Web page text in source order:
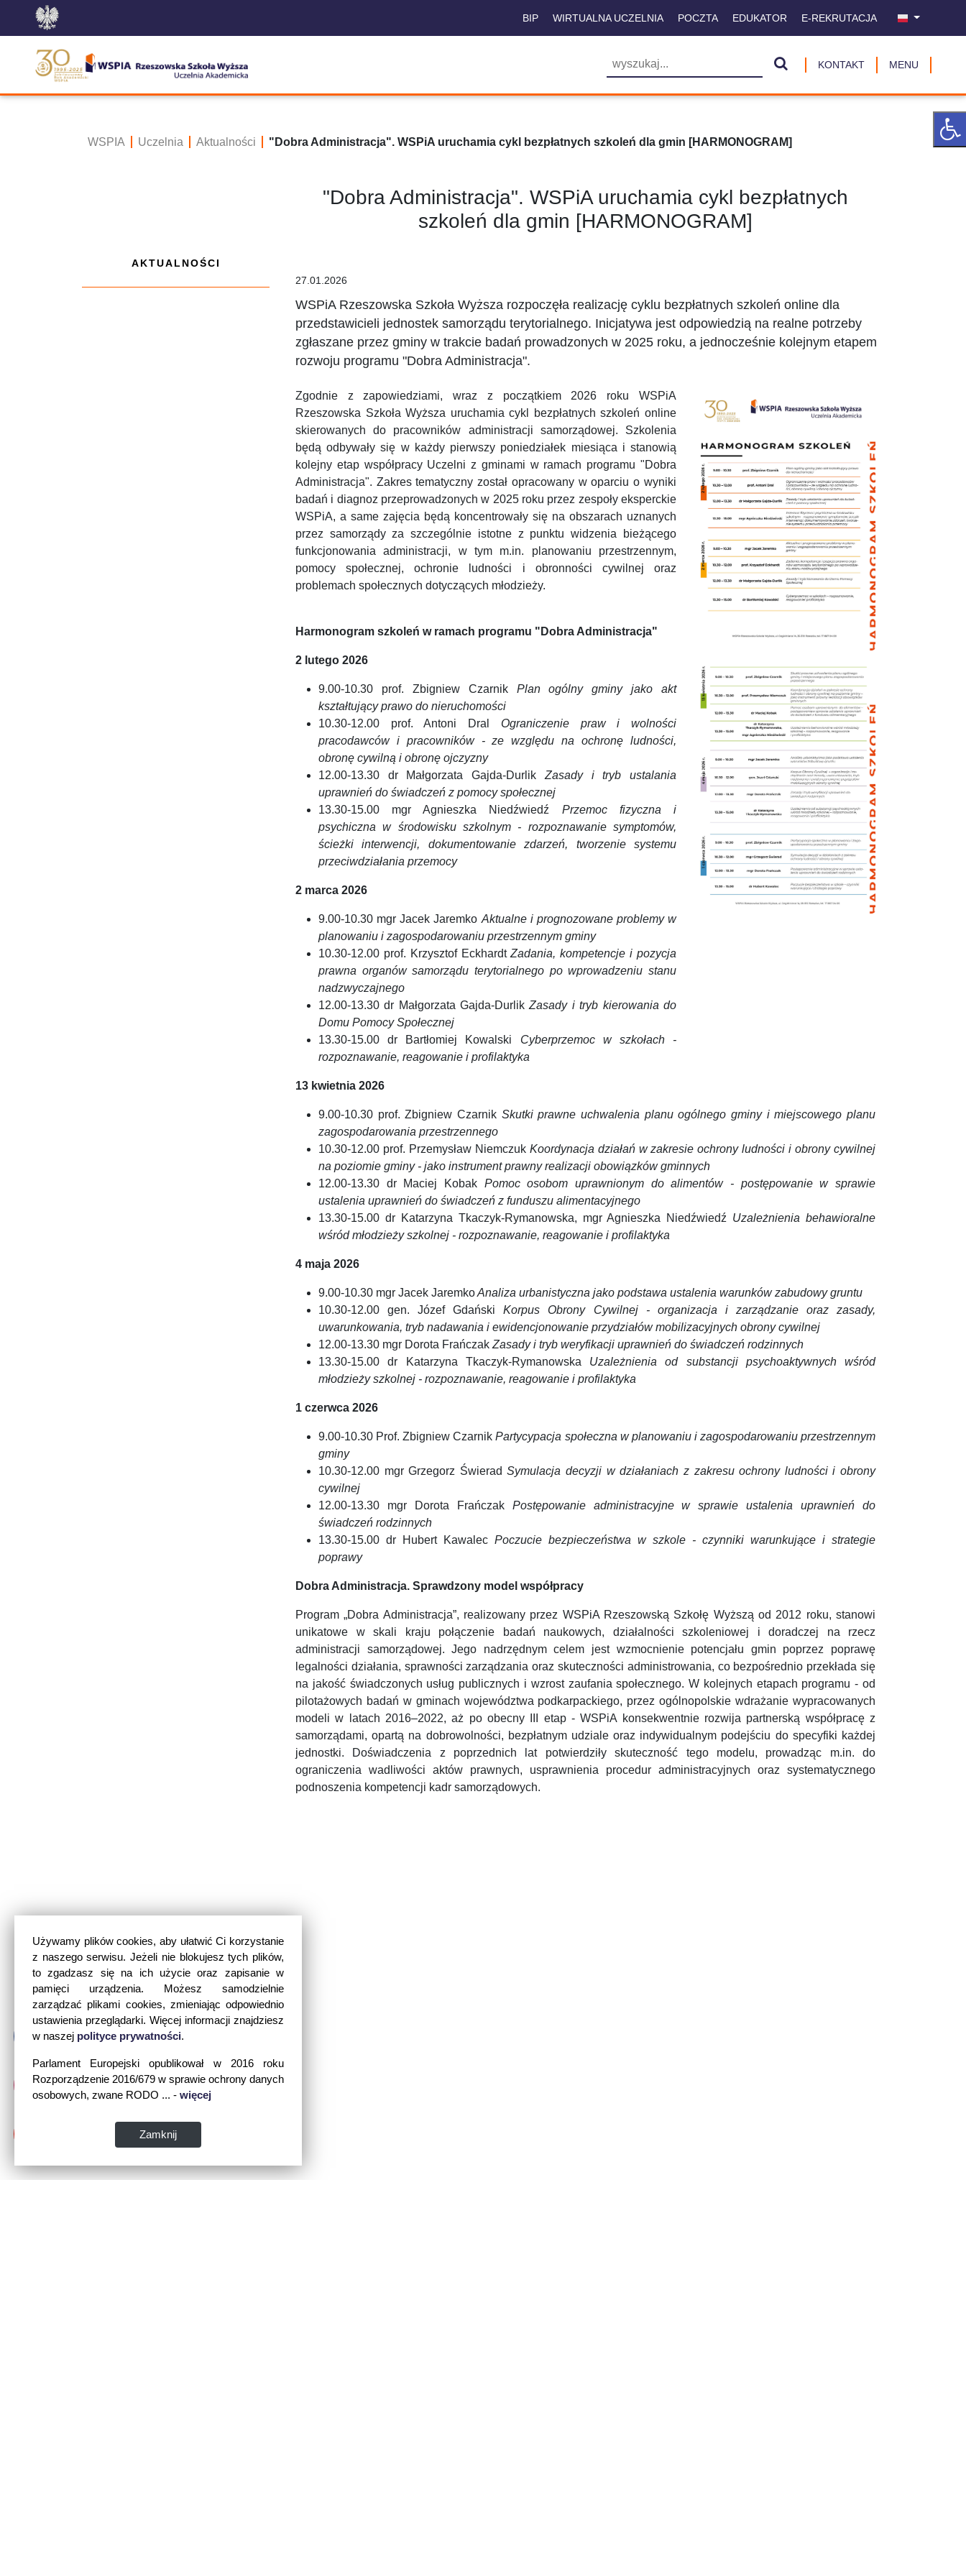
Używamy plików cookies, aby ułatwić Ci korzystanie
z naszego serwisu. Jeżeli nie blokujesz tych plików,
to zgadzasz się na ich użycie oraz zapisanie w
pamięci urządzenia. Możesz samodzielnie
zarządzać plikami cookies, zmieniając odpowiednio
ustawienia przeglądarki. Więcej informacji znajdziesz
w naszej polityce prywatności.
Parlament Europejski opublikował w 2016 roku
Rozporządzenie 2016/679 w sprawie ochrony danych
osobowych, zwane RODO ... - więcej
Zamknij
BIP WIRTUALNA UCZELNIA POCZTA EDUKATOR E-REKRUTACJA
KONTAKT MENU
WSPIA Uczelnia Aktualności "Dobra Administracja". WSPiA uruchamia cykl bezpłatnych szkoleń dla gmin [HARMONOGRAM]
AKTUALNOŚCI
"Dobra Administracja". WSPiA uruchamia cykl bezpłatnych
szkoleń dla gmin [HARMONOGRAM]
27.01.2026
WSPiA Rzeszowska Szkoła Wyższa rozpoczęła realizację cyklu bezpłatnych szkoleń online dla
przedstawicieli jednostek samorządu terytorialnego. Inicjatywa jest odpowiedzią na realne potrzeby
zgłaszane przez gminy w trakcie badań prowadzonych w 2025 roku, a jednocześnie kolejnym etapem
rozwoju programu "Dobra Administracja".
Zgodnie z zapowiedziami, wraz z początkiem 2026 roku WSPiA
Rzeszowska Szkoła Wyższa uruchamia cykl bezpłatnych szkoleń online
skierowanych do pracowników administracji samorządowej. Szkolenia
będą odbywały się w każdy pierwszy poniedziałek miesiąca i stanowią
kolejny etap współpracy Uczelni z gminami w ramach programu "Dobra
Administracja". Zakres tematyczny został opracowany w oparciu o wyniki
badań i diagnoz przeprowadzonych w 2025 roku przez zespoły eksperckie
WSPiA, a same zajęcia będą koncentrowały się na obszarach uznanych
przez samorządy za szczególnie istotne z punktu widzenia bieżącego
funkcjonowania administracji, w tym m.in. planowaniu przestrzennym,
pomocy społecznej, ochronie ludności i obronności cywilnej oraz
problemach społecznych dotyczących młodzieży.
Harmonogram szkoleń w ramach programu "Dobra Administracja"
2 lutego 2026
9.00-10.30 prof. Zbigniew Czarnik Plan ogólny gminy jako akt
kształtujący prawo do nieruchomości
10.30-12.00 prof. Antoni Dral Ograniczenie praw i wolności
pracodawców i pracowników - ze względu na ochronę ludności,
obronę cywilną i obronę ojczyzny
12.00-13.30 dr Małgorzata Gajda-Durlik Zasady i tryb ustalania
uprawnień do świadczeń z pomocy społecznej
13.30-15.00 mgr Agnieszka Niedźwiedź Przemoc fizyczna i
psychiczna w środowisku szkolnym - rozpoznawanie symptomów,
ścieżki interwencji, dokumentowanie zdarzeń, tworzenie systemu
przeciwdziałania przemocy
2 marca 2026
9.00-10.30 mgr Jacek Jaremko Aktualne i prognozowane problemy w
planowaniu i zagospodarowaniu przestrzennym gminy
10.30-12.00 prof. Krzysztof EckhardtZadania, kompetencje i pozycja
prawna organów samorządu terytorialnego po wprowadzeniu stanu
nadzwyczajnego
12.00-13.30 dr Małgorzata Gajda-Durlik Zasady i tryb kierowania do
Domu Pomocy Społecznej
13.30-15.00 dr Bartłomiej Kowalski Cyberprzemoc w szkołach -
rozpoznawanie, reagowanie i profilaktyka
13 kwietnia 2026
9.00-10.30 prof. Zbigniew Czarnik Skutki prawne uchwalenia planu ogólnego gminy i miejscowego planu
zagospodarowania przestrzennego
10.30-12.00 prof. Przemysław NiemczukKoordynacja działań w zakresie ochrony ludności i obrony cywilnej
na poziomie gminy - jako instrument prawny realizacji obowiązków gminnych
12.00-13.30 dr Maciej Kobak Pomoc osobom uprawnionym do alimentów - postępowanie w sprawie
ustalenia uprawnień do świadczeń z funduszu alimentacyjnego
13.30-15.00 dr Katarzyna Tkaczyk-Rymanowska, mgr Agnieszka Niedźwiedź Uzależnienia behawioralne
wśród młodzieży szkolnej - rozpoznawanie, reagowanie i profilaktyka
4 maja 2026
9.00-10.30 mgr Jacek JaremkoAnaliza urbanistyczna jako podstawa ustalenia warunków zabudowy gruntu
10.30-12.00 gen. Józef GdańskiKorpus Obrony Cywilnej - organizacja i zarządzanie oraz zasady,
uwarunkowania, tryb nadawania i ewidencjonowanie przydziałów mobilizacyjnych obrony cywilnej
12.00-13.30 mgr Dorota Frańczak Zasady i tryb weryfikacji uprawnień do świadczeń rodzinnych
13.30-15.00 dr Katarzyna Tkaczyk-Rymanowska Uzależnienia od substancji psychoaktywnych wśród
młodzieży szkolnej - rozpoznawanie, reagowanie i profilaktyka
1 czerwca 2026
9.00-10.30 Prof. Zbigniew CzarnikPartycypacja społeczna w planowaniu i zagospodarowaniu przestrzennym
gminy
10.30-12.00 mgr Grzegorz ŚwieradSymulacja decyzji w działaniach z zakresu ochrony ludności i obrony
cywilnej
12.00-13.30 mgr Dorota Frańczak Postępowanie administracyjne w sprawie ustalenia uprawnień do
świadczeń rodzinnych
13.30-15.00 dr Hubert Kawalec Poczucie bezpieczeństwa w szkole - czynniki warunkujące i strategie
poprawy
Dobra Administracja. Sprawdzony model współpracy
Program „Dobra Administracja”, realizowany przez WSPiA Rzeszowską Szkołę Wyższą od 2012 roku, stanowi
unikatowe w skali kraju połączenie badań naukowych, działalności szkoleniowej i doradczej na rzecz
administracji samorządowej. Jego nadrzędnym celem jest wzmocnienie potencjału gmin poprzez poprawę
legalności działania, sprawności zarządzania oraz skuteczności administrowania, co bezpośrednio przekłada się
na jakość świadczonych usług publicznych i wzrost zaufania społecznego. W kolejnych etapach programu - od
pilotażowych badań w gminach województwa podkarpackiego, przez ogólnopolskie wdrażanie wypracowanych
modeli w latach 2016–2022, aż po obecny III etap - WSPiA konsekwentnie rozwija partnerską współpracę z
samorządami, opartą na dobrowolności, bezpłatnym udziale oraz indywidualnym podejściu do specyfiki każdej
jednostki. Doświadczenia z poprzednich lat potwierdziły skuteczność tego modelu, prowadząc m.in. do
ograniczenia wadliwości aktów prawnych, usprawnienia procedur administracyjnych oraz systematycznego
podnoszenia kompetencji kadr samorządowych.